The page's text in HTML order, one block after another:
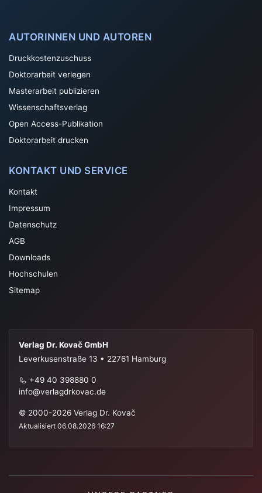
AUTORINNEN UND AUTOREN
Druckkostenzuschuss
Doktorarbeit verlegen
Masterarbeit publizieren
Wissenschaftsverlag
Open Access-Publikation
Doktorarbeit drucken
KONTAKT UND SERVICE
Kontakt
Impressum
Datenschutz
AGB
Downloads
Hochschulen
Sitemap
Verlag Dr. Kovač GmbH
Leverkusenstraße 13 • 22761 Hamburg
+49 40 398880 0
info@verlagdrkovac.de
© 2000-2026 Verlag Dr. Kovač
Aktualisiert 06.08.2026 16:27